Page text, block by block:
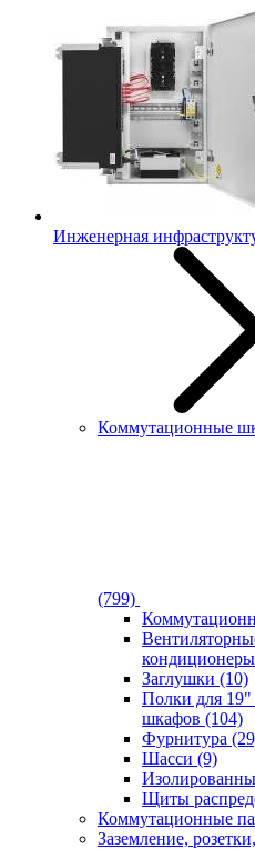
Инженерная
Коммутационные
(799)
кондиционеры
Заглушки (10)
Полки для
шкафов (104)
Фурнитура
Шасси (9)
Щиты
Коммутационные
Заземление,